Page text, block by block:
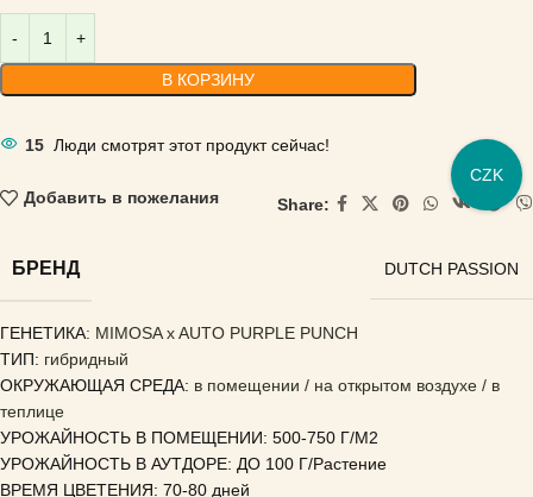
В КОРЗИНУ
15 Люди смотрят этот продукт сейчас!
Добавить в пожелания Share:
БРЕНД DUTCH PASSION
ГЕНЕТИКА: MIMOSA x AUTO PURPLE PUNCH
ТИП: гибридный
ОКРУЖАЮЩАЯ СРЕДА: в помещении / на открытом воздухе / в
теплице
УРОЖАЙНОСТЬ В ПОМЕЩЕНИИ: 500-750 Г/М2
УРОЖАЙНОСТЬ В АУТДОРЕ: ДО 100 Г/Растение
ВРЕМЯ ЦВЕТЕНИЯ: 70-80 дней
CZK